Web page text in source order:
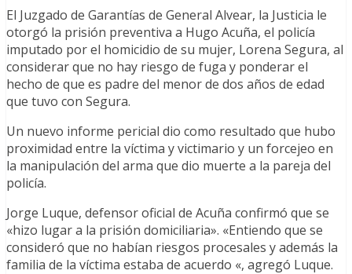
El Juzgado de Garantías de General Alvear, la Justicia le
otorgó la prisión preventiva a Hugo Acuña, el policía
imputado por el homicidio de su mujer, Lorena Segura, al
considerar que no hay riesgo de fuga y ponderar el
hecho de que es padre del menor de dos años de edad
que tuvo con Segura.
Un nuevo informe pericial dio como resultado que hubo
proximidad entre la víctima y victimario y un forcejeo en
la manipulación del arma que dio muerte a la pareja del
policía.
Jorge Luque, defensor oficial de Acuña confirmó que se
«hizo lugar a la prisión domiciliaria». «Entiendo que se
consideró que no habían riesgos procesales y además la
familia de la víctima estaba de acuerdo «, agregó Luque.